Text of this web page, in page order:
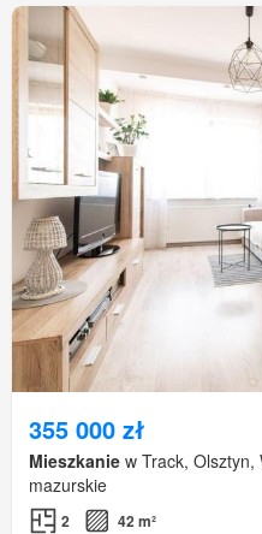
355 000 zł
Mieszkanie w Track, Olsztyn,
mazurskie
2 42 m²